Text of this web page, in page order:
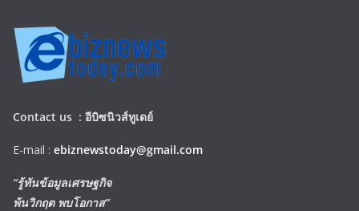
Contact us : อีบิซนิวส์ทูเดย์
E-mail : ebiznewstoday@gmail.com
“รู้ทันข้อมูลเศรษฐกิจ
พ้นวิกฤต พบโอกาส”